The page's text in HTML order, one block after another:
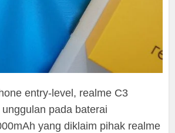
entry-level, realme C3
pada baterai
yang diklaim pihak realme